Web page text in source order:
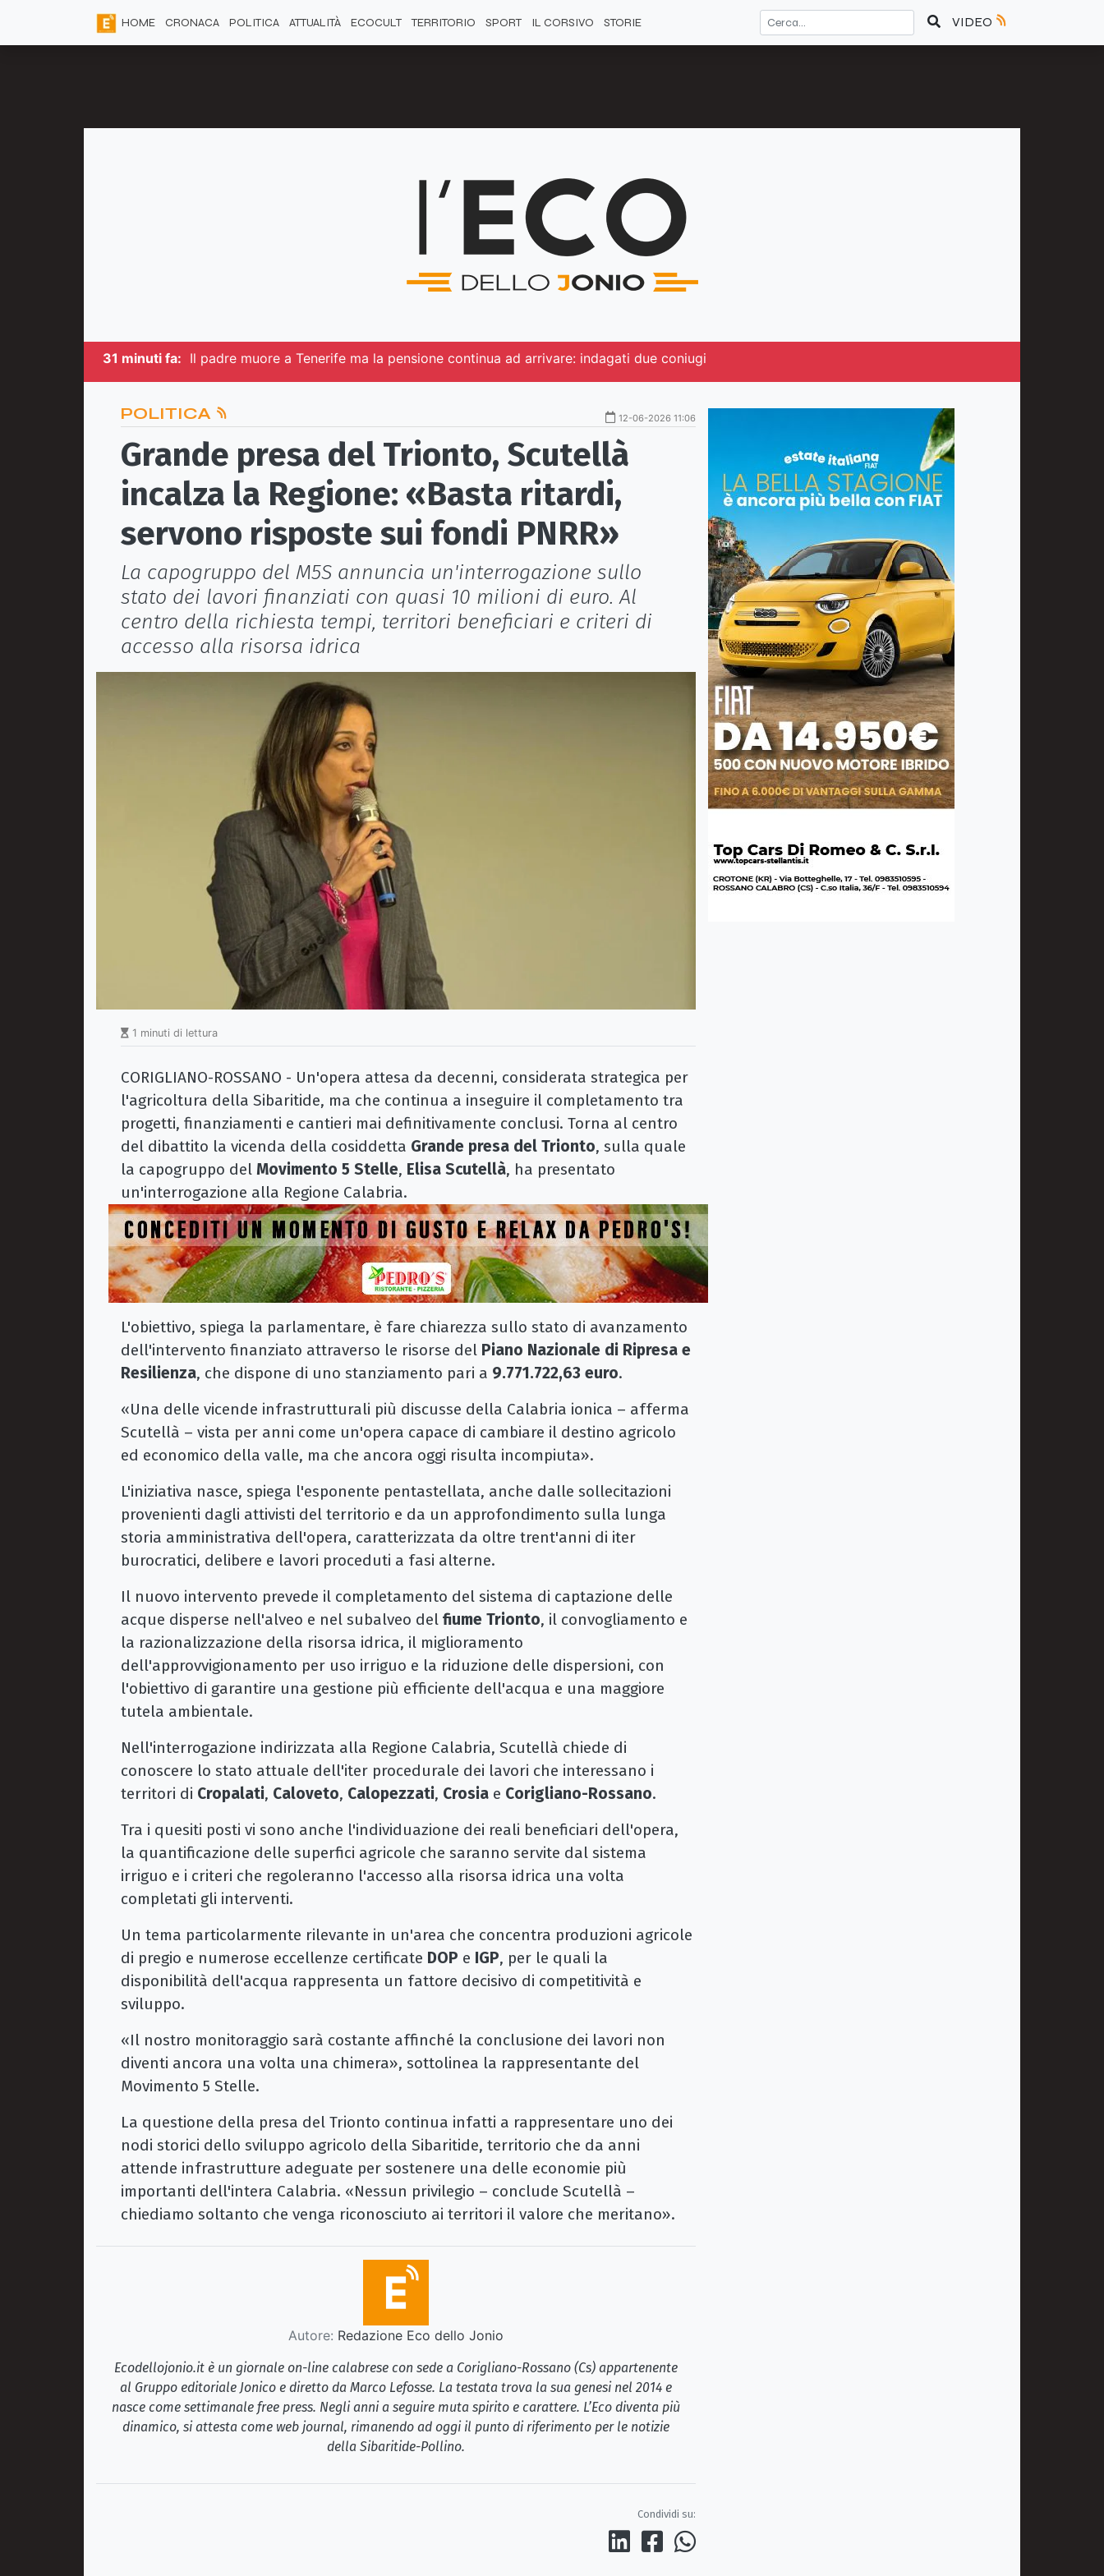
HOME CRONACA POLITICA ATTUALITÀ ECOCULT TERRITORIO SPORT IL CORSIVO STORIE VIDEO
31 minuti fa: Il padre muore a Tenerife ma la pensione continua ad arrivare: indagati due coniugi
POLITICA 12-06-2026 11:06
Grande presa del Trionto, Scutellà
incalza la Regione: «Basta ritardi,
servono risposte sui fondi PNRR»
La capogruppo del M5S annuncia un'interrogazione sullo
stato dei lavori finanziati con quasi 10 milioni di euro. Al
centro della richiesta tempi, territori beneficiari e criteri di
accesso alla risorsa idrica
1 minuti di lettura
CORIGLIANO-ROSSANO - Un'opera attesa da decenni, considerata strategica per
l'agricoltura della Sibaritide, ma che continua a inseguire il completamento tra
progetti, finanziamenti e cantieri mai definitivamente conclusi. Torna al centro
del dibattito la vicenda della cosiddetta Grande presa del Trionto, sulla quale
la capogruppo del Movimento 5 Stelle, Elisa Scutellà, ha presentato
un'interrogazione alla Regione Calabria.
L'obiettivo, spiega la parlamentare, è fare chiarezza sullo stato di avanzamento
dell'intervento finanziato attraverso le risorse del Piano Nazionale di Ripresa e
Resilienza, che dispone di uno stanziamento pari a 9.771.722,63 euro.
«Una delle vicende infrastrutturali più discusse della Calabria ionica – afferma
Scutellà – vista per anni come un'opera capace di cambiare il destino agricolo
ed economico della valle, ma che ancora oggi risulta incompiuta».
L'iniziativa nasce, spiega l'esponente pentastellata, anche dalle sollecitazioni
provenienti dagli attivisti del territorio e da un approfondimento sulla lunga
storia amministrativa dell'opera, caratterizzata da oltre trent'anni di iter
burocratici, delibere e lavori proceduti a fasi alterne.
Il nuovo intervento prevede il completamento del sistema di captazione delle
acque disperse nell'alveo e nel subalveo del fiume Trionto, il convogliamento e
la razionalizzazione della risorsa idrica, il miglioramento
dell'approvvigionamento per uso irriguo e la riduzione delle dispersioni, con
l'obiettivo di garantire una gestione più efficiente dell'acqua e una maggiore
tutela ambientale.
Nell'interrogazione indirizzata alla Regione Calabria, Scutellà chiede di
conoscere lo stato attuale dell'iter procedurale dei lavori che interessano i
territori di Cropalati, Caloveto, Calopezzati, Crosia e Corigliano-Rossano.
Tra i quesiti posti vi sono anche l'individuazione dei reali beneficiari dell'opera,
la quantificazione delle superfici agricole che saranno servite dal sistema
irriguo e i criteri che regoleranno l'accesso alla risorsa idrica una volta
completati gli interventi.
Un tema particolarmente rilevante in un'area che concentra produzioni agricole
di pregio e numerose eccellenze certificate DOP e IGP, per le quali la
disponibilità dell'acqua rappresenta un fattore decisivo di competitività e
sviluppo.
«Il nostro monitoraggio sarà costante affinché la conclusione dei lavori non
diventi ancora una volta una chimera», sottolinea la rappresentante del
Movimento 5 Stelle.
La questione della presa del Trionto continua infatti a rappresentare uno dei
nodi storici dello sviluppo agricolo della Sibaritide, territorio che da anni
attende infrastrutture adeguate per sostenere una delle economie più
importanti dell'intera Calabria. «Nessun privilegio – conclude Scutellà –
chiediamo soltanto che venga riconosciuto ai territori il valore che meritano».
Autore: Redazione Eco dello Jonio
Ecodellojonio.it è un giornale on-line calabrese con sede a Corigliano-Rossano (Cs) appartenente
al Gruppo editoriale Jonico e diretto da Marco Lefosse. La testata trova la sua genesi nel 2014 e
nasce come settimanale free press. Negli anni a seguire muta spirito e carattere. L’Eco diventa più
dinamico, si attesta come web journal, rimanendo ad oggi il punto di riferimento per le notizie
della Sibaritide-Pollino.
Condividi su: